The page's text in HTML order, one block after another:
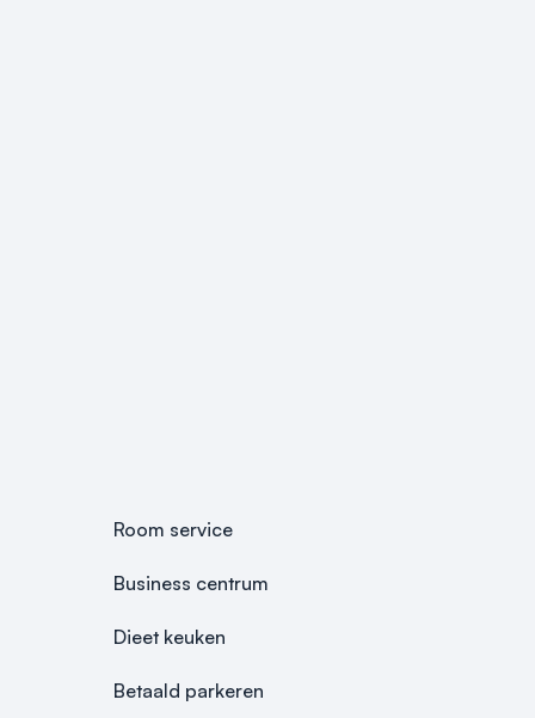
Room service
Business centrum
Dieet keuken
Betaald parkeren